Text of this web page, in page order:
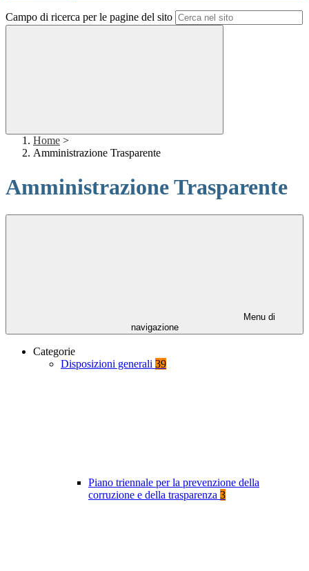
Campo di ricerca per le pagine del sito
Home >
Amministrazione Trasparente
Amministrazione Trasparente
Menu di
navigazione
Categorie
Disposizioni generali 39
Piano triennale per la prevenzione della
corruzione e della trasparenza 3